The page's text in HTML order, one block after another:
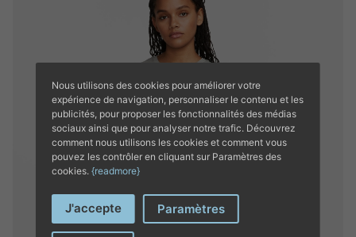
Nous utilisons des cookies pour améliorer votre
expérience de navigation, personnaliser le contenu et les
publicités, pour proposer les fonctionnalités des médias
sociaux ainsi que pour analyser notre trafic. Découvrez
comment nous utilisons les cookies et comment vous
pouvez les contrôler en cliquant sur Paramètres des
cookies. {readmore}
J'accepte Paramètres